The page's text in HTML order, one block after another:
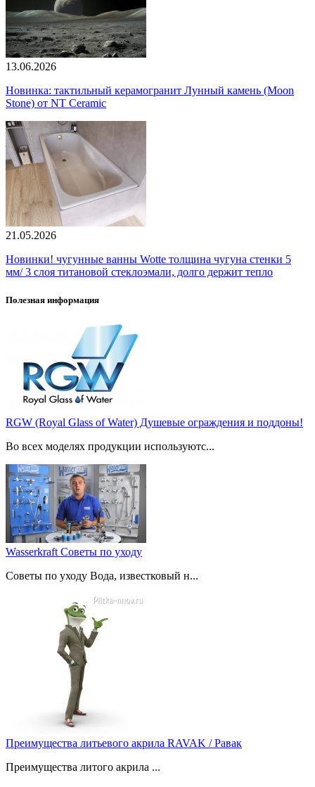
13.06.2026
Новинка: тактильный керамогранит Лунный камень (Moon
Stone) от NT Ceramic
21.05.2026
Новинки! чугунные ванны Wotte толщина чугуна стенки 5
мм/ 3 слоя титановой стеклоэмали, долго держит тепло
Полезная информация
RGW (Royal Glass of Water) Душевые ограждения и поддоны!
Во всех моделях продукции используютс...
Wasserkraft Советы по уходу
Советы по уходу Вода, известковый н...
Преимущества литьевого акрила RAVAK / Равак
Преимущества литого акрила ...